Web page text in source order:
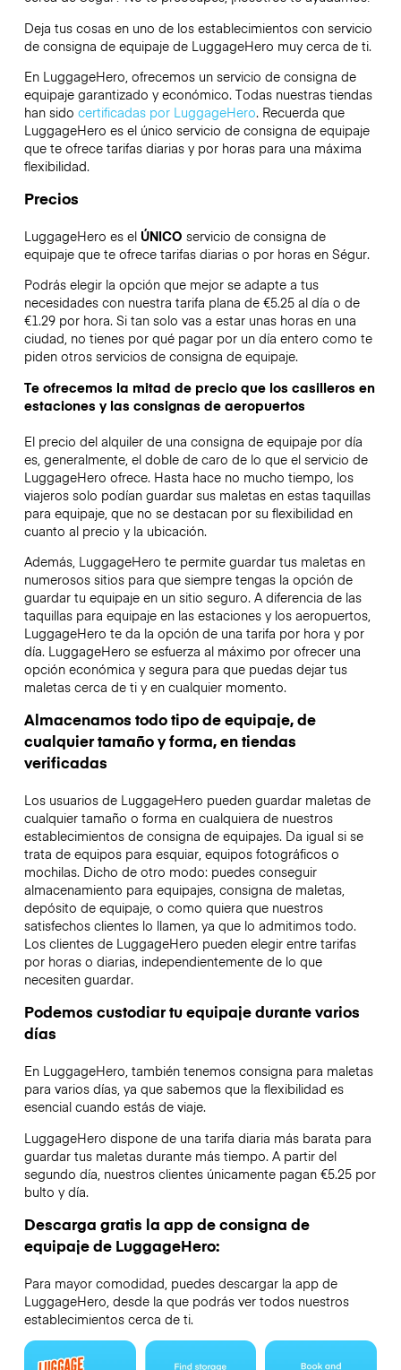
Deja tus cosas en uno de los establecimientos con servicio
de consigna de equipaje de LuggageHero muy cerca de ti.
En LuggageHero, ofrecemos un servicio de consigna de
equipaje garantizado y económico. Todas nuestras tiendas
han sido certificadas por LuggageHero. Recuerda que
LuggageHero es el único servicio de consigna de equipaje
que te ofrece tarifas diarias y por horas para una máxima
flexibilidad.
Precios
LuggageHero es el ÚNICO servicio de consigna de
equipaje que te ofrece tarifas diarias o por horas en Ségur.
Podrás elegir la opción que mejor se adapte a tus
necesidades con nuestra tarifa plana de €5.25 al día o de
€1.29 por hora. Si tan solo vas a estar unas horas en una
ciudad, no tienes por qué pagar por un día entero como te
piden otros servicios de consigna de equipaje.
Te ofrecemos la mitad de precio que los casilleros en
estaciones y las consignas de aeropuertos
El precio del alquiler de una consigna de equipaje por día
es, generalmente, el doble de caro de lo que el servicio de
LuggageHero ofrece. Hasta hace no mucho tiempo, los
viajeros solo podían guardar sus maletas en estas taquillas
para equipaje, que no se destacan por su flexibilidad en
cuanto al precio y la ubicación.
Además, LuggageHero te permite guardar tus maletas en
numerosos sitios para que siempre tengas la opción de
guardar tu equipaje en un sitio seguro. A diferencia de las
taquillas para equipaje en las estaciones y los aeropuertos,
LuggageHero te da la opción de una tarifa por hora y por
día. LuggageHero se esfuerza al máximo por ofrecer una
opción económica y segura para que puedas dejar tus
maletas cerca de ti y en cualquier momento.
Almacenamos todo tipo de equipaje, de
cualquier tamaño y forma, en tiendas
verificadas
Los usuarios de LuggageHero pueden guardar maletas de
cualquier tamaño o forma en cualquiera de nuestros
establecimientos de consigna de equipajes. Da igual si se
trata de equipos para esquiar, equipos fotográficos o
mochilas. Dicho de otro modo: puedes conseguir
almacenamiento para equipajes, consigna de maletas,
depósito de equipaje, o como quiera que nuestros
satisfechos clientes lo llamen, ya que lo admitimos todo.
Los clientes de LuggageHero pueden elegir entre tarifas
por horas o diarias, independientemente de lo que
necesiten guardar.
Podemos custodiar tu equipaje durante varios
días
En LuggageHero, también tenemos consigna para maletas
para varios días, ya que sabemos que la flexibilidad es
esencial cuando estás de viaje.
LuggageHero dispone de una tarifa diaria más barata para
guardar tus maletas durante más tiempo. A partir del
segundo día, nuestros clientes únicamente pagan €5.25 por
bulto y día.
Descarga gratis la app de consigna de
equipaje de LuggageHero:
Para mayor comodidad, puedes descargar la app de
LuggageHero, desde la que podrás ver todos nuestros
establecimientos cerca de ti.